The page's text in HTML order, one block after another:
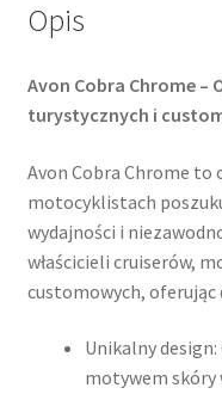
Opis
Avon Cobra Chrome
turystycznych i
Avon Cobra Chrome
motocyklistach
wydajności i
właścicieli cruiserów,
customowych, oferując
Unikalny
motywem skóry